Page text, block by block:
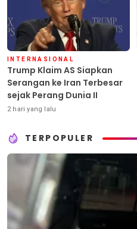
INTERNASIONAL
Trump Klaim AS Siapkan
Serangan ke Iran Terbesar
sejak Perang Dunia II
2 hari yang lalu
TERPOPULER